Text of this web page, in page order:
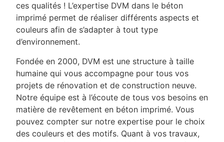
ces qualités ! L’expertise DVM dans le béton
imprimé permet de réaliser différents aspects et
couleurs afin de s’adapter à tout type
d’environnement.
Fondée en 2000, DVM est une structure à taille
humaine qui vous accompagne pour tous vos
projets de rénovation et de construction neuve.
Notre équipe est à l’écoute de tous vos besoins en
matière de revêtement en béton imprimé. Vous
pouvez compter sur notre expertise pour le choix
des couleurs et des motifs. Quant à vos travaux,